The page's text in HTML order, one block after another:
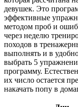
девушек. Это
эффективные
методом проб и
через неделю
походов в
выполнять и в
выбрать 5
программу.
их число остается
накачать попу в